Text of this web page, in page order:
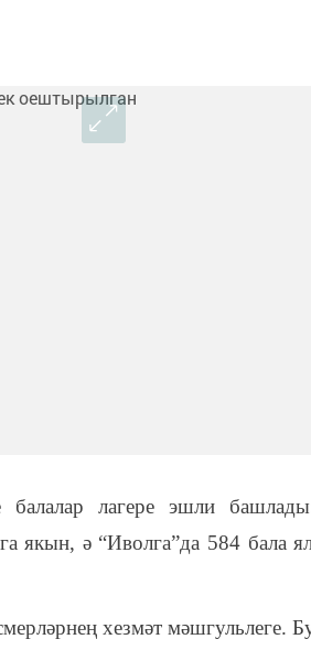
балалар лагере эшли
якын, ә “Иволга”да 584 бала
хезмәт мәшгульлеге.